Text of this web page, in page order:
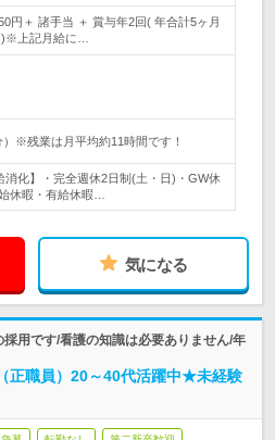
円＋ 諸手当 ＋ 賞与年2回( 年合計5ヶ月
上記月給に…
※残業は月平均約11時間です！
消化】・完全週休2日制(土・日)・GW休
休暇・有給休暇…
気になる
用です/看護の知識は必要ありません/年
正職員）20～40代活躍中★未経験